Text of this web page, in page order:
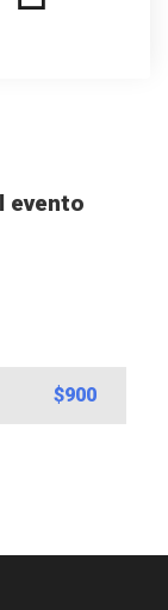
evento
$900